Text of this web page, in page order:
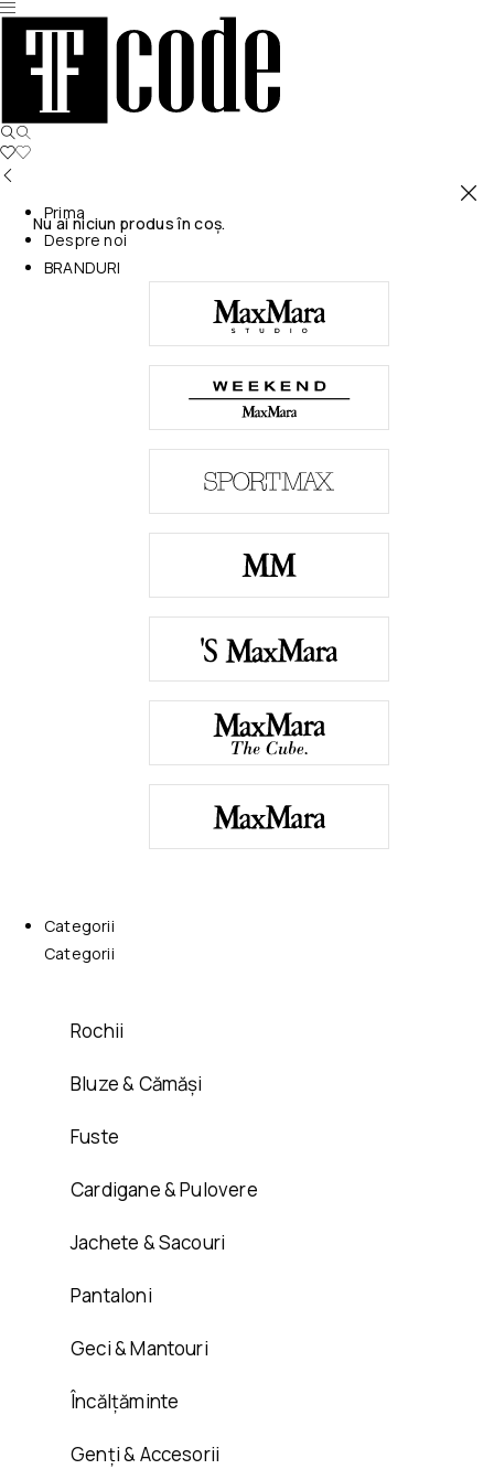
Nu ai niciun produs în coș.
Prima
Despre noi
BRANDURI
Categorii
Categorii
Rochii
Bluze & Cămăși
Fuste
Cardigane & Pulovere
Jachete & Sacouri
Pantaloni
Geci & Mantouri
Încălțăminte
Genți & Accesorii